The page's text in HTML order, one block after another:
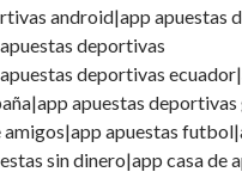
android|app apuestas
deportivas
deportivas
apuestas
amigos|app apuestas
sin dinero|app casa de